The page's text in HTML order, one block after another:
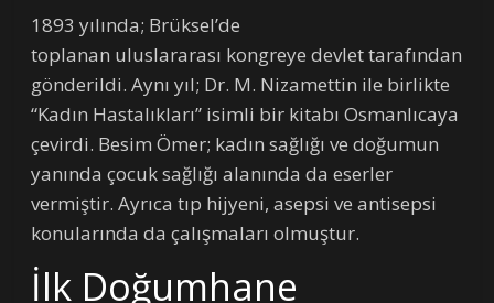
1893 yılında; Brüksel’de
toplanan uluslararası kongreye devlet tarafından
gönderildi. Aynı yıl; Dr. M. Nizamettin ile birlikte
“Kadın Hastalıkları” isimli bir kitabı Osmanlıcaya
çevirdi. Besim Ömer; kadın sağlığı ve doğumun
yanında çocuk sağlığı alanında da eserler
vermiştir. Ayrıca tıp hijyeni, asepsi ve antisepsi
konularında da çalışmaları olmuştur.
İlk Doğumhane